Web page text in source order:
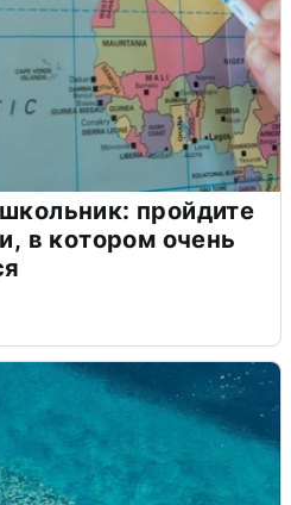
пройдите
в котором очень